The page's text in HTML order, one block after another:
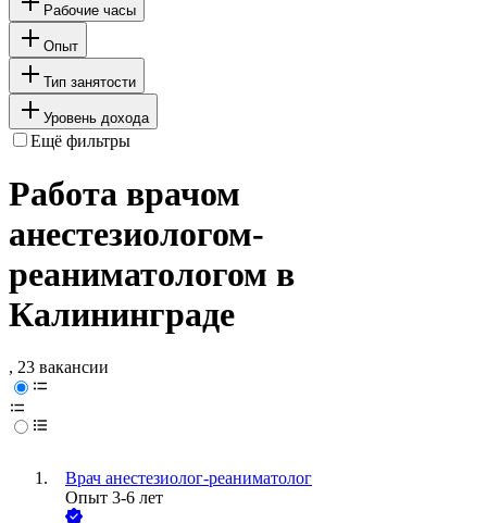
Рабочие часы
Опыт
Тип занятости
Уровень дохода
Ещё фильтры
Работа врачом
анестезиологом-
реаниматологом в
Калининграде
, 23 вакансии
Врач анестезиолог-реаниматолог
Опыт 3-6 лет